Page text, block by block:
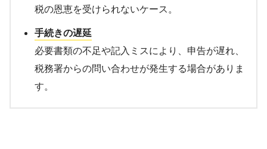
税の恩恵を受けられないケース。
手続きの遅延
必要書類の不足や記入ミスにより、申告が遅れ、
税務署からの問い合わせが発生する場合がありま
す。